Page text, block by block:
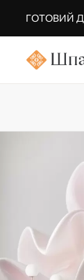
ГОТОВИЙ